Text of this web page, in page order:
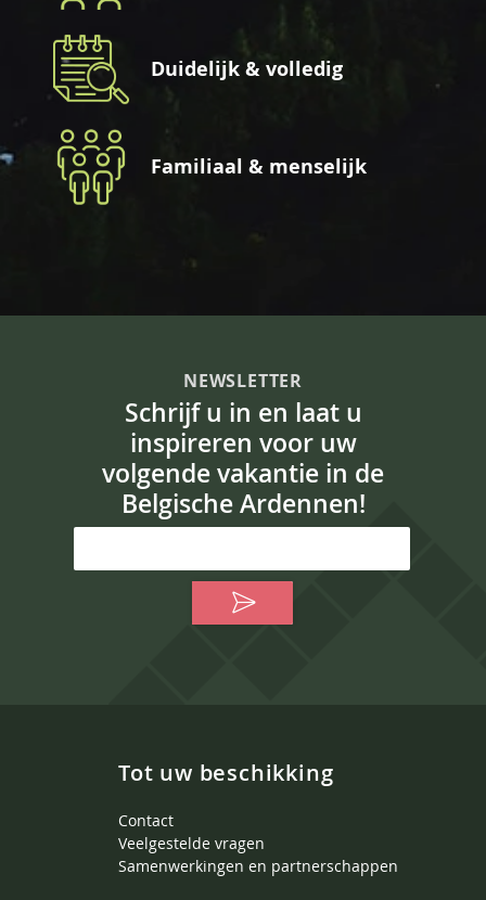
Duidelijk & volledig
Familiaal & menselijk
NEWSLETTER
Schrijf u in en laat u
inspireren voor uw
volgende vakantie in de
Belgische Ardennen!
Tot uw beschikking
Contact
Veelgestelde vragen
Samenwerkingen en partnerschappen